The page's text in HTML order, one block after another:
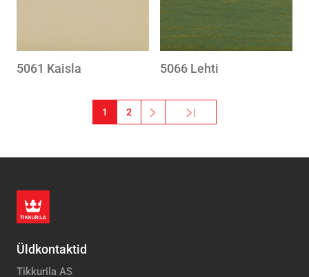
5061 Kaisla 5066 Lehti
1 2 ››
Järgmine leht
Viimane »
Viimane leht
Üldkontaktid
Tikkurila AS